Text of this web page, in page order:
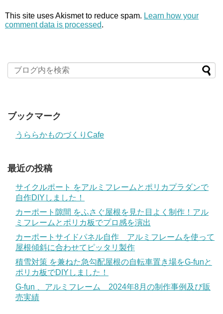
This site uses Akismet to reduce spam. Learn how your
comment data is processed.
ブックマーク
うららかものづくりCafe
最近の投稿
サイクルポート をアルミフレームとポリカプラダンで
自作DIYしました！
カーポート隙間 をふさぐ屋根を見た目よく制作！アル
ミフレームとポリカ板でプロ感を演出
カーポートサイドパネル自作 アルミフレームを使って
屋根傾斜に合わせてピッタリ製作
積雪対策 を兼ねた急勾配屋根の自転車置き場をG-funと
ポリカ板でDIYしました！
G-fun 、アルミフレーム 2024年8月の制作事例及び販
売実績